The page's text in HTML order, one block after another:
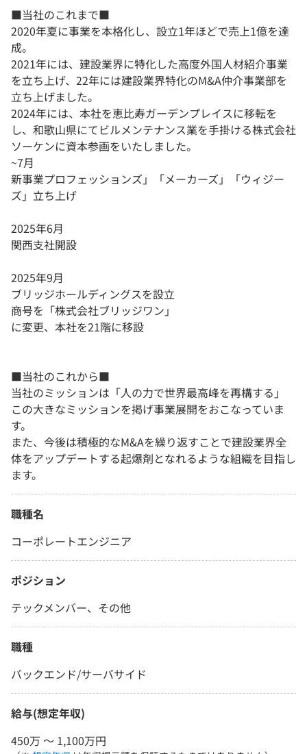
■当社のこれまで■
2020年夏に事業を本格化し、設立1年ほどで売上1億を達
成。
2021年には、建設業界に特化した高度外国人材紹介事業
を立ち上げ、22年には建設業界特化のM&A仲介事業部を
立ち上げました。
2024年には、本社を恵比寿ガーデンプレイスに移転を
し、和歌山県にてビルメンテナンス業を手掛ける株式会社
ソーケンに資本参画をいたしました。
~7月
新事業プロフェッションズ」「メーカーズ」「ウィジー
ズ」立ち上げ
2025年6月
関西支社開設
2025年9月
ブリッジホールディングスを設立
商号を「株式会社ブリッジワン」
に変更、本社を21階に移設
■当社のこれから■
当社のミッションは「人の力で世界最高峰を再構する」
この大きなミッションを掲げ事業展開をおこなっていま
す。
また、今後は積極的なM&Aを繰り返すことで建設業界全
体をアップデートする起爆剤となれるような組織を目指し
ます。
職種名
コーポレートエンジニア
ポジション
テックメンバー、その他
職種
バックエンド/サーバサイド
給与(想定年収)
450万 〜 1,100万円